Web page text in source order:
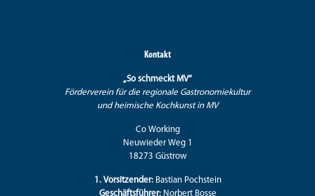
Kontakt
„So schmeckt MV“
Förderverein für die regionale Gastronomiekultur
und heimische Kochkunst in MV
Co Working
Neuwieder Weg 1
18273 Güstrow
1. Vorsitzender:Bastian Pochstein
Geschäftsführer:Norbert Bosse